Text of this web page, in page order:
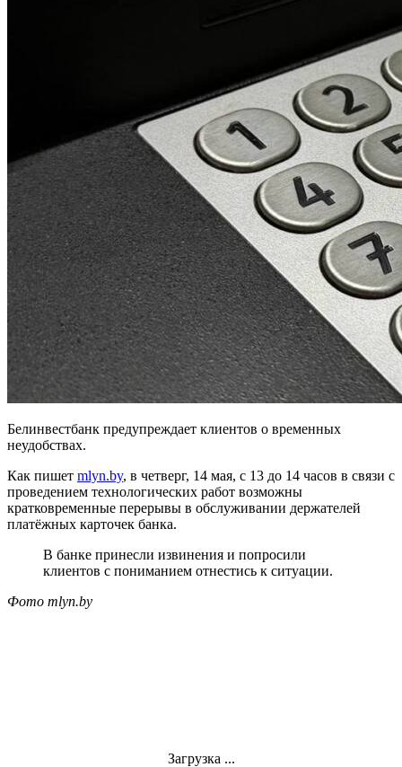
Белинвестбанк предупреждает клиентов о временных
неудобствах.
Как пишет mlyn.by, в четверг, 14 мая, с 13 до 14 часов в связи с
проведением технологических работ возможны
кратковременные перерывы в обслуживании держателей
платёжных карточек банка.
В банке принесли извинения и попросили
клиентов с пониманием отнестись к ситуации.
Фото mlyn.by
Загрузка ...